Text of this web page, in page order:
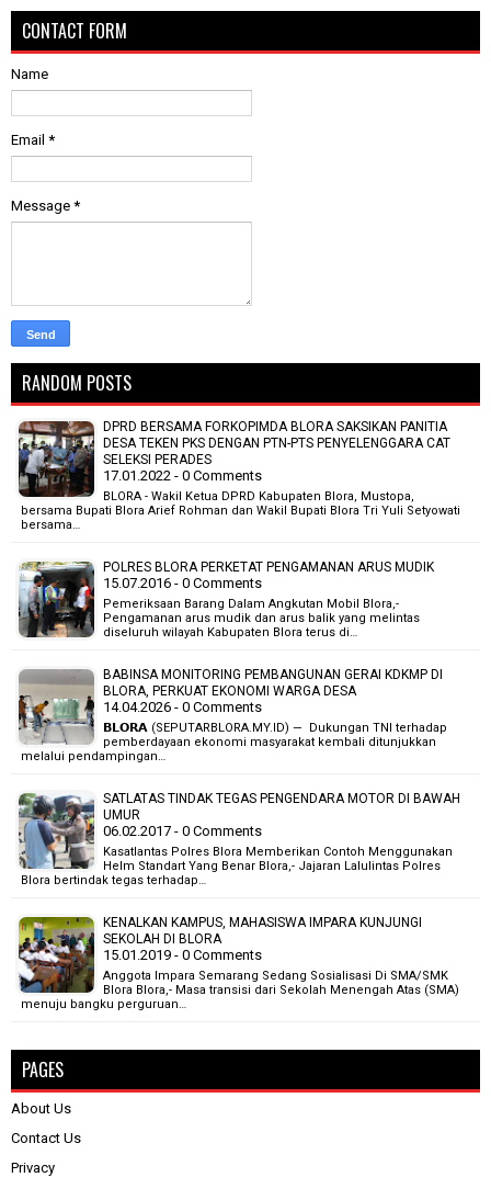
CONTACT FORM
Name
Email *
Message *
RANDOM POSTS
DPRD BERSAMA FORKOPIMDA BLORA SAKSIKAN PANITIA
DESA TEKEN PKS DENGAN PTN-PTS PENYELENGGARA CAT
SELEKSI PERADES
17.01.2022 - 0 Comments
BLORA - Wakil Ketua DPRD Kabupaten Blora, Mustopa,
bersama Bupati Blora Arief Rohman dan Wakil Bupati Blora Tri Yuli Setyowati
bersama…
POLRES BLORA PERKETAT PENGAMANAN ARUS MUDIK
15.07.2016 - 0 Comments
Pemeriksaan Barang Dalam Angkutan Mobil Blora,-
Pengamanan arus mudik dan arus balik yang melintas
diseluruh wilayah Kabupaten Blora terus di…
BABINSA MONITORING PEMBANGUNAN GERAI KDKMP DI
BLORA, PERKUAT EKONOMI WARGA DESA
14.04.2026 - 0 Comments
𝗕𝗟𝗢𝗥𝗔 (SEPUTARBLORA.MY.ID) — Dukungan TNI terhadap
pemberdayaan ekonomi masyarakat kembali ditunjukkan
melalui pendampingan…
SATLATAS TINDAK TEGAS PENGENDARA MOTOR DI BAWAH
UMUR
06.02.2017 - 0 Comments
Kasatlantas Polres Blora Memberikan Contoh Menggunakan
Helm Standart Yang Benar Blora,- Jajaran Lalulintas Polres
Blora bertindak tegas terhadap…
KENALKAN KAMPUS, MAHASISWA IMPARA KUNJUNGI
SEKOLAH DI BLORA
15.01.2019 - 0 Comments
Anggota Impara Semarang Sedang Sosialisasi Di SMA/SMK
Blora Blora,- Masa transisi dari Sekolah Menengah Atas (SMA)
menuju bangku perguruan…
PAGES
About Us
Contact Us
Privacy